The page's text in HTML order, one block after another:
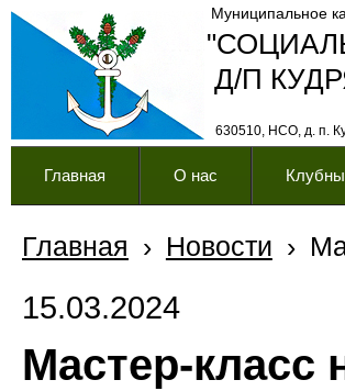
630510, НСО, д. п.
Муниципальное
Д/П
Главная О нас
Главная › Новости ›
15.03.2024
Мастер-класс